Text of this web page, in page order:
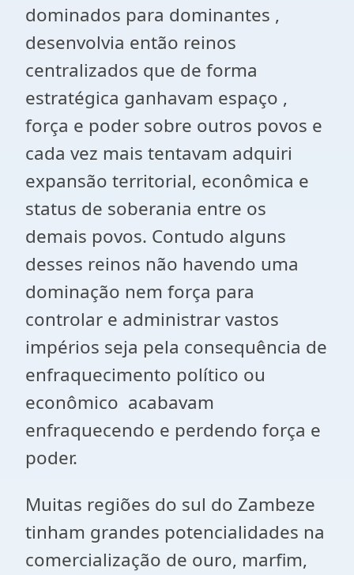
dominados para dominantes ,
desenvolvia então reinos
centralizados que de forma
estratégica ganhavam espaço ,
força e poder sobre outros povos e
cada vez mais tentavam adquiri
expansão territorial, econômica e
status de soberania entre os
demais povos. Contudo alguns
desses reinos não havendo uma
dominação nem força para
controlar e administrar vastos
impérios seja pela consequência de
enfraquecimento político ou
econômico acabavam
enfraquecendo e perdendo força e
poder.
Muitas regiões do sul do Zambeze
tinham grandes potencialidades na
comercialização de ouro, marfim,